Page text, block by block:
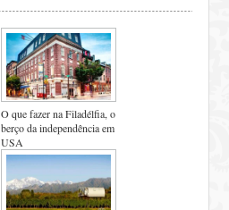
O que fazer na Filadélfia, o
berço da independência em
USA